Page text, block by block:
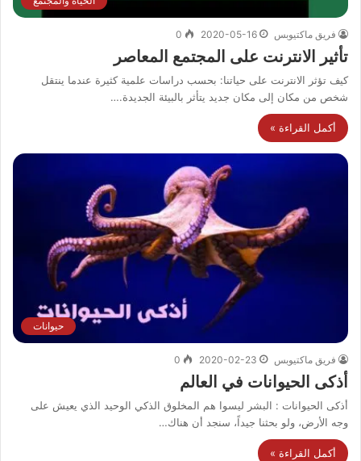
فريق ماكتيوبس 2020-05-16
0
تأثير الانترنت على المجتمع المعاصر
كيف تؤثر الانترنت على حياتنا: بحسب دراسات علمية كثيرة عندما ينتقل
شخص من مكان إلى مكان جديد يتأثر بالبيئة الجديدة.…
أكمل القراءة »
حيوانات
فريق ماكتيوبس 2020-02-23
0
أذكى الحيوانات في العالم
أذكى الحيوانات : البشر ليسوا هم المخلوق الذكي الوحيد الذي يعيش على
وجه الأرض، ولو بحثنا جيداً، سنجد أن هناك…
أكمل القراءة »